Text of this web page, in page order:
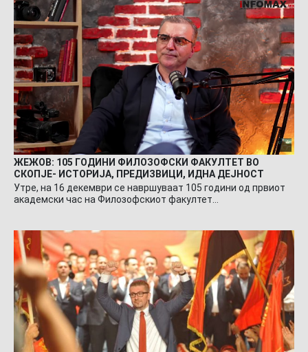
ЖЕЖОВ: 105 ГОДИНИ ФИЛОЗОФСКИ ФАКУЛТЕТ ВО
СКОПЈЕ- ИСТОРИЈА, ПРЕДИЗВИЦИ, ИДНА ДЕЈНОСТ
Утре, на 16 декември се навршуваат 105 години од првиот
академски час на Филозофскиот факултет…